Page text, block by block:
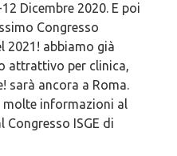
Dicembre 2020. E poi
Congresso
2021! abbiamo già
attrattivo per clinica,
sarà ancora a Roma.
molte informazioni al
Congresso ISGE di